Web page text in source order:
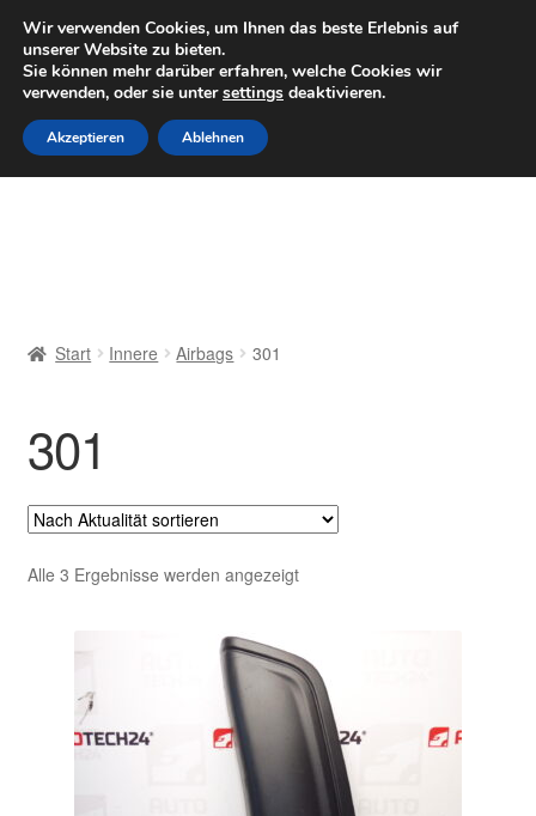
LIEFERUNG ab 6 EUR
Mo–Fr 9–16 Uhr · 0175 7465658
Zur
Navigation
springen
Zum
Inhalt
springen
Datenschutz-Bestimmungen
Impressum
Kasse
Lieferung
Start Innere Airbags 301
301
Alle 3 Ergebnisse werden angezeigtNach
Wir verwenden Cookies, um Ihnen das beste Erlebnis auf
unserer Website zu bieten.
Sie können mehr darüber erfahren, welche Cookies wir
verwenden, oder sie untersettings deaktivieren.
Akzeptieren Ablehnen